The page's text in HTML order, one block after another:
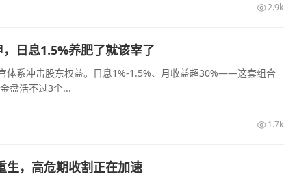
2.9k
日息1.5%养肥了就该宰了
体系冲击股东权益。日息1%-1.5%、月收益超30%——这套组合
盘活不过3个...
1.7k
生，高危期收割正在加速